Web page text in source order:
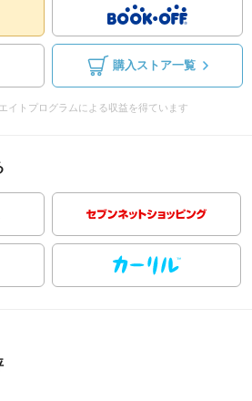
購入ストア一覧
イトプログラムによる収益を得ています